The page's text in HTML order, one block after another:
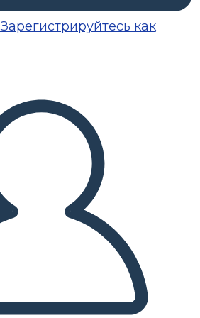
Зарегистрируйтесь как